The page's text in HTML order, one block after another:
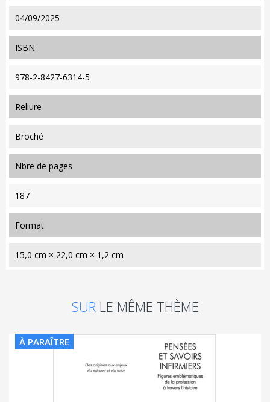
04/09/2025
ISBN
978-2-8427-6314-5
reliure
Broché
nbre de pages
187
format
15,0 cm × 22,0 cm × 1,2 cm
SUR LE MÊME THÈME
À PARAÎTRE